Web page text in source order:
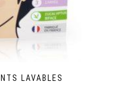
LAVABLES